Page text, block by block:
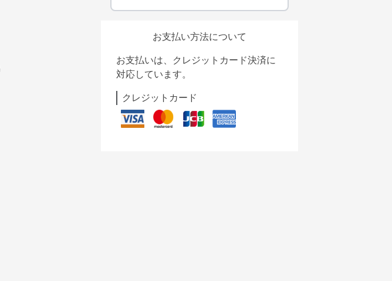
お支払い方法について
お支払いは、クレジットカード決済に
対応しています。
クレジットカード